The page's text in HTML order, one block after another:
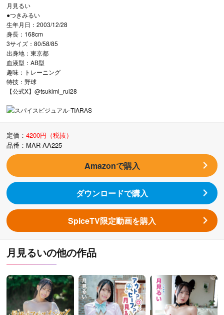
月見るい
●つきみるい
生年月日：2003/12/28
身長：168cm
3サイズ：80/58/85
出身地：東京都
血液型：AB型
趣味：トレーニング
特技：野球
【公式X】@tsukimi_rui28
定価：4200円（税抜）
品番：MAR-AA225
Amazonで購入
ダウンロードで購入
SpiceTV限定動画を購入
月見るいの他の作品